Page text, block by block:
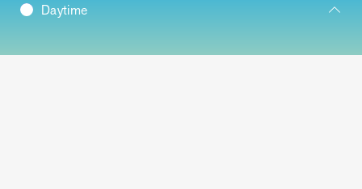
Daybreak
Daytime